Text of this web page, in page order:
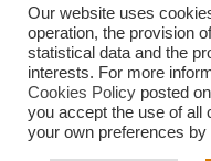
ΑΡΧΙΚΗ ΕΙΔΗΣΕΙΣ
Our website uses
operation, the provision
statistical data and the
interests. For more
Cookies Policy posted
you accept the use of all
your own preferences